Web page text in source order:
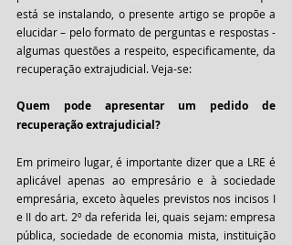
está se instalando, o presente artigo se propõe a
elucidar – pelo formato de perguntas e respostas -
algumas questões a respeito, especificamente, da
recuperação extrajudicial. Veja-se:
Quem pode apresentar um pedido de
recuperação extrajudicial?
Em primeiro lugar, é importante dizer que a LRE é
aplicável apenas ao empresário e à sociedade
empresária, exceto àqueles previstos nos incisos I
e II do art. 2º da referida lei, quais sejam: empresa
pública, sociedade de economia mista, instituição